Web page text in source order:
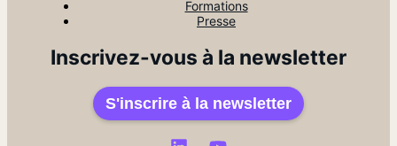
Formations
Presse
Inscrivez-vous à la newsletter
S'inscrire à la newsletter